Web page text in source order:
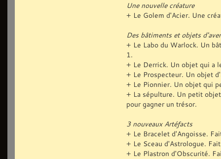
Une nouvelle créature
+ Le Golem d'Acier. Une
Des bâtiments et objets
+ Le Labo du Warlock. Un
1.
+ Le Derrick. Un objet qui a
+ Le Prospecteur. Un objet
+ Le Pionnier. Un objet qui
+ La sépulture. Un petit
pour gagner un trésor.
3 nouveaux Artéfacts
+ Le Bracelet d'Angoisse.
+ Le Sceau d'Astrologue.
+ Le Plastron d'Obscurité.